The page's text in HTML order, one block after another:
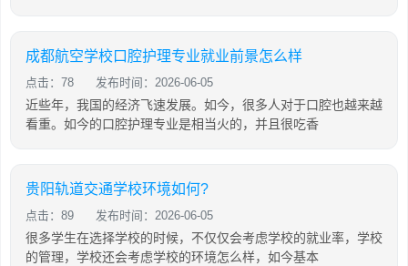
成都航空学校口腔护理专业就业前景怎么样
点击：78 发布时间：2026-06-05
近些年，我国的经济飞速发展。如今，很多人对于口腔也越来越
看重。如今的口腔护理专业是相当火的，并且很吃香
贵阳轨道交通学校环境如何?
点击：89 发布时间：2026-06-05
很多学生在选择学校的时候，不仅仅会考虑学校的就业率，学校
的管理，学校还会考虑学校的环境怎么样，如今基本